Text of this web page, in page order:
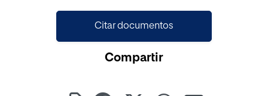
Citar documentos
Compartir